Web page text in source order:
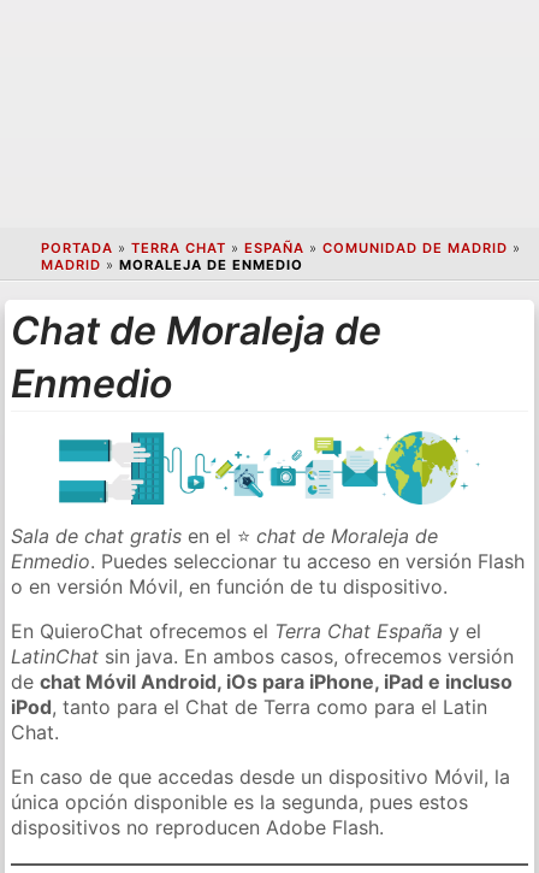
PORTADA » TERRA CHAT » ESPAÑA » COMUNIDAD DE MADRID »
MADRID » MORALEJA DE ENMEDIO
Chat de Moraleja de
Enmedio
Sala de chat gratis en el ⭐chat de Moraleja de
Enmedio. Puedes seleccionar tu acceso en versión Flash
o en versión Móvil, en función de tu dispositivo.
En QuieroChat ofrecemos el Terra Chat España y el
LatinChat sin java. En ambos casos, ofrecemos versión
dechat Móvil Android, iOs para iPhone, iPad e incluso
iPod, tanto para el Chat de Terra como para el Latin
Chat.
En caso de que accedas desde un dispositivo Móvil, la
única opción disponible es la segunda, pues estos
dispositivos no reproducen Adobe Flash.